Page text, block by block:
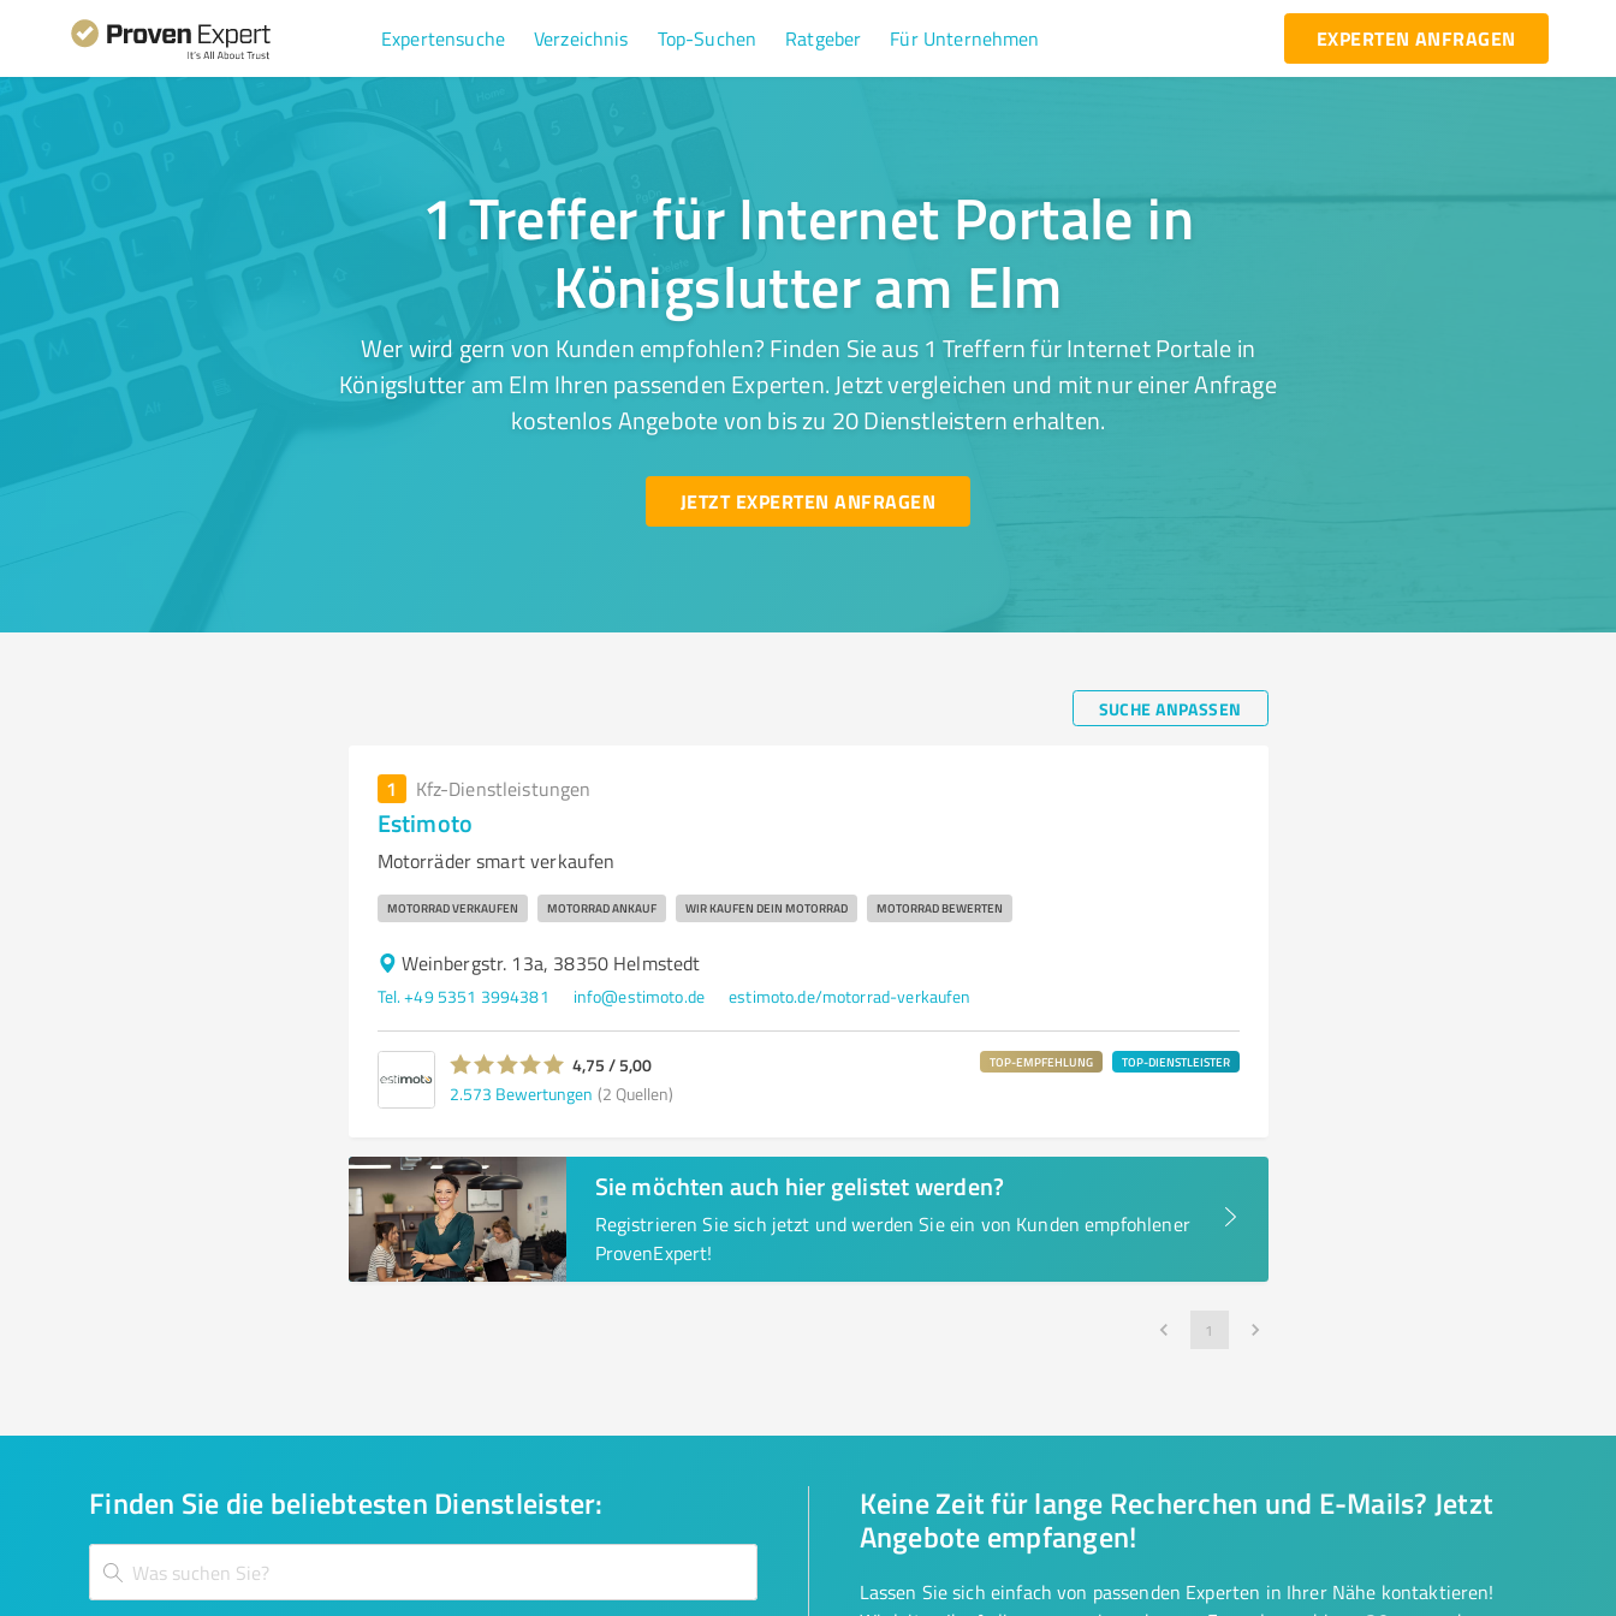
Expertensuche Verzeichnis Top-Suchen Ratgeber Für Unternehmen EXPERTEN ANFRAGEN
1 Treffer für Internet Portale in
Königslutter am Elm
Wer wird gern von Kunden empfohlen? Finden Sie aus 1 Treffern für Internet Portale in
Königslutter am Elm Ihren passenden Experten. Jetzt vergleichen und mit nur einer Anfrage
kostenlos Angebote von bis zu 20 Dienstleistern erhalten.
JETZT EXPERTEN ANFRAGEN
SUCHE ANPASSEN
1 Kfz-Dienstleistungen
Estimoto
Motorräder smart verkaufen
MOTORRAD VERKAUFEN MOTORRAD ANKAUF WIR KAUFEN DEIN MOTORRAD MOTORRAD BEWERTEN
Weinbergstr. 13a, 38350 Helmstedt
Tel. +49 5351 3994381 info@estimoto.de estimoto.de/motorrad-verkaufen
4,75 / 5,00
2.573 Bewertungen (2 Quellen)
TOP-EMPFEHLUNG TOP-DIENSTLEISTER
Sie möchten auch hier gelistet werden?
Registrieren Sie sich jetzt und werden Sie ein von Kunden empfohlener
ProvenExpert!
1
Finden Sie die beliebtesten Dienstleister:
Keine Zeit für lange Recherchen und E-Mails? Jetzt
Angebote empfangen!
Lassen Sie sich einfach von passenden Experten in Ihrer Nähe kontaktieren!